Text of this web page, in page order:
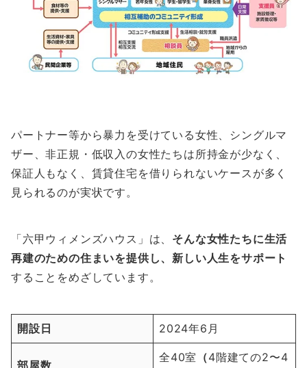
パートナー等から暴力を受けている女性、シングルマ
ザー、非正規・低収入の女性たちは所持金が少なく、
保証人もなく、賃貸住宅を借りられないケースが多く
見られるのが実状です。
「六甲ウィメンズハウス」は、 そんな女性たちに生活
再建のための住まいを提供し、新しい人生をサポート
することをめざしています。
開設日 2024年6月
部屋数
全40室 （4階建ての2〜4